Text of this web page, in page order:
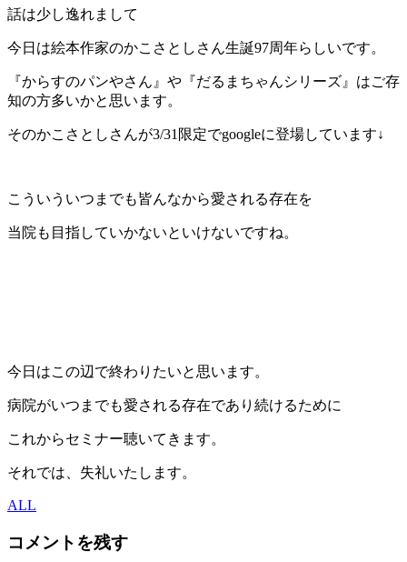
話は少し逸れまして
今日は絵本作家のかこさとしさん生誕97周年らしいです。
『からすのパンやさん』や『だるまちゃんシリーズ』はご存
知の方多いかと思います。
そのかこさとしさんが3/31限定でgoogleに登場しています↓
こういういつまでも皆んなから愛される存在を
当院も目指していかないといけないですね。
今日はこの辺で終わりたいと思います。
病院がいつまでも愛される存在であり続けるために
これからセミナー聴いてきます。
それでは、失礼いたします。
ALL
コメントを残す